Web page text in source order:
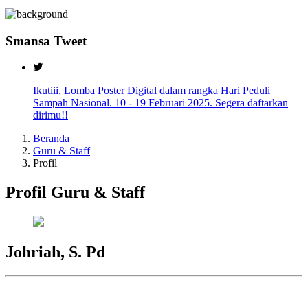
Smansa Tweet
Ikutiii, Lomba Poster Digital dalam rangka Hari Peduli
Sampah Nasional. 10 - 19 Februari 2025. Segera daftarkan
dirimu!!
Beranda
Guru & Staff
Profil
Profil Guru & Staff
Johriah, S. Pd